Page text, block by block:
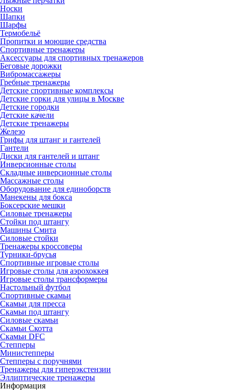
Носки
Шапки
Шарфы
Термобельё
Пропитки и моющие средства
Спортивные тренажеры
Аксессуары для спортивных тренажеров
Беговые дорожки
Вибромассажеры
Гребные тренажеры
Детские спортивные комплексы
Детские горки для улицы в Москве
Детские городки
Детские качели
Детские тренажеры
Железо
Грифы для штанг и гантелей
Гантели
Диски для гантелей и штанг
Инверсионные столы
Складные инверсионные столы
Массажные столы
Оборудование для единоборств
Манекены для бокса
Боксерские мешки
Силовые тренажеры
Стойки под штангу
Машины Смита
Силовые стойки
Тренажеры кроссоверы
Турники-брусья
Спортивные игровые столы
Игровые столы для аэрохоккея
Игровые столы трансформеры
Настольный футбол
Спортивные скамьи
Скамьи для пресса
Скамьи под штангу
Силовые скамьи
Скамьи Скотта
Скамьи DFC
Степперы
Министепперы
Степперы с поручнями
Тренажеры для гиперэкстензии
Эллиптические тренажеры
Информация